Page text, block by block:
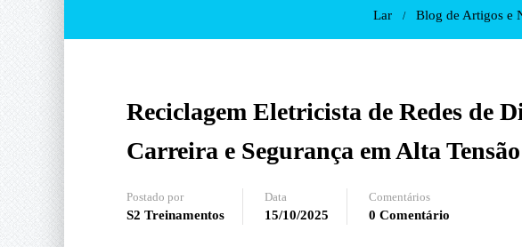
Lar Blog de Artigos e
Reciclagem Eletricista de Redes de
Carreira e Segurança em Alta
Postado por
S2 Treinamentos
Data
15/10/2025
Comentários
0 Comentário